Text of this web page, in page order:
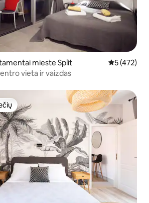
mieste Split Vidutinis
5 (472)
vieta ir vaizdas